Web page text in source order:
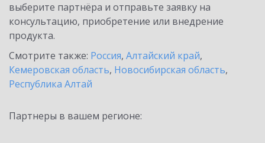
выберите партнёра и отправьте заявку на
консультацию, приобретение или внедрение
продукта.
Смотрите также: Россия, Алтайский край,
Кемеровская область, Новосибирская область,
Республика Алтай
Партнеры в вашем регионе: